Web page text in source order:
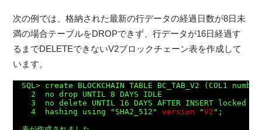
次の例では、格納された最新の行データの経過日数が8日未
満の場合テーブルをDROPできず、行データが16日経過す
るまでDELETEできないV2ブロックチェーン表を作成して
います。
SQL> create BLOCKCHAIN TABLE BC_TAB_V2 (COL1
  2  no drop UNTIL 8 DAYS IDLE
  3  no delete UNTIL 16 DAYS AFTER INSERT locked
  4  hashing using "SHA2_512"
version "V2 ";